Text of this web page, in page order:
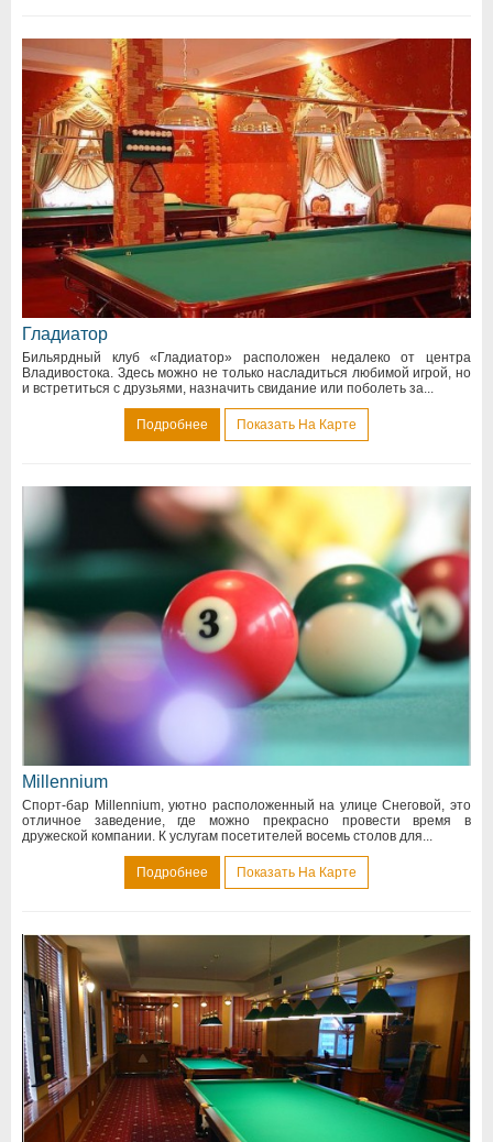
Гладиатор
Бильярдный клуб «Гладиатор» расположен недалеко от центра
Владивостока. Здесь можно не только насладиться любимой игрой, но
и встретиться с друзьями, назначить свидание или поболеть за...
Подробнее Показать На Карте
Millennium
Спорт-бар Millennium, уютно расположенный на улице Снеговой, это
отличное заведение, где можно прекрасно провести время в
дружеской компании. К услугам посетителей восемь столов для...
Подробнее Показать На Карте